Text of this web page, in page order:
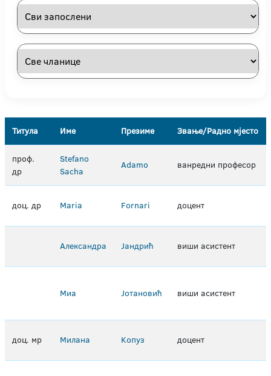
Титула Име Презиме Звање/Радно мјесто
проф.
др
Stefano
Sacha
Adamo ванредни професор
доц. др Maria Fornari доцент
Александра Jaндрић виши асистент
Миа Joтановић виши асистент
доц. мр Милана Kопуз доцент